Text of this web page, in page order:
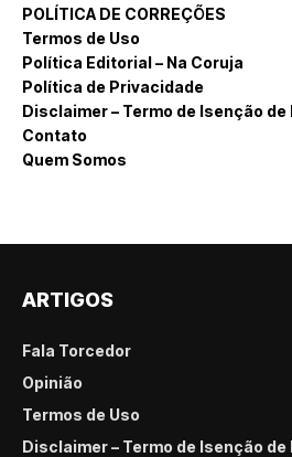
POLÍTICA DE CORREÇÕES
Termos de Uso
Política Editorial – Na Coruja
Política de Privacidade
Disclaimer – Termo de Isenção
Contato
Quem Somos
ARTIGOS
Fala Torcedor
Opinião
Termos de Uso
Disclaimer – Termo de Isenção